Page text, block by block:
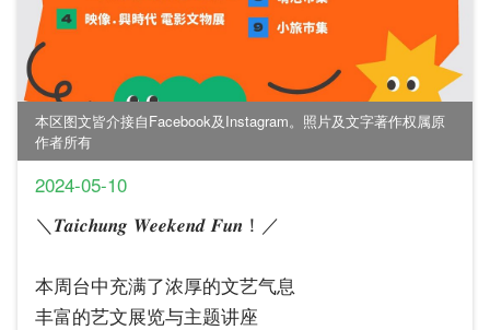
本区图文皆介接自Facebook及Instagram。照片及文字著作权属原
作者所有
2024-05-10
＼𝑻𝒂𝒊𝒄𝒉𝒖𝒏𝒈 𝑾𝒆𝒆𝒌𝒆𝒏𝒅 𝑭𝒖𝒏！／
本周台中充满了浓厚的文艺气息
丰富的艺文展览与主题讲座